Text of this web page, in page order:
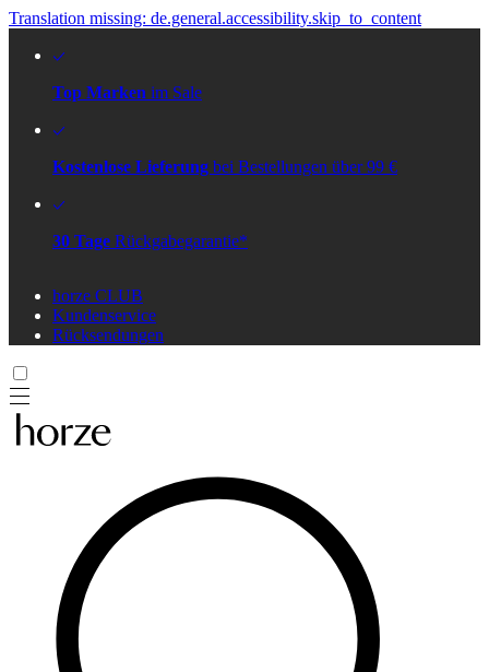
Translation missing: de.general.accessibility.skip_to_content
Top Marken im Sale
Kostenlose Lieferung bei Bestellungen über 99 €
30 Tage Rückgabegarantie*
horze CLUB
Kundenservice
Rücksendungen